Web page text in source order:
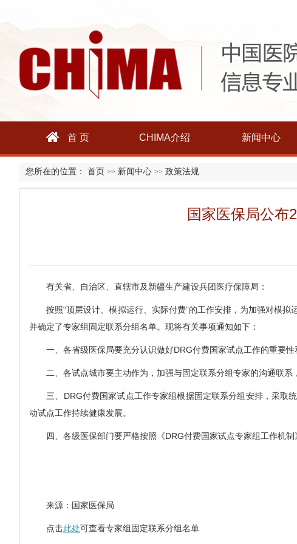
首 页 CHIMA介绍 新闻中心
您所在的位置： 首页 >> 新闻中心 >> 政策法规
国家医保局公布
有关省、自治区、直辖市及新疆生产建设兵团医疗保障局：
按照“顶层设计、模拟运行、实际付费”的工作安排，为加强对模拟
并确定了专家组固定联系分组名单。现将有关事项通知如下：
一、各省级医保局要充分认识做好DRG付费国家试点工作的重要性
二、各试点城市要主动作为，加强与固定联系分组专家的沟通联系
三、DRG付费国家试点工作专家组根据固定联系分组安排，采取统
动试点工作持续健康发展。
四、各级医保部门要严格按照《DRG付费国家试点专家组工作机制
来源：国家医保局
点击此处可查看专家组固定联系分组名单